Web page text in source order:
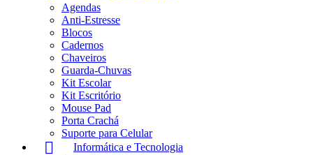
Agendas
Anti-Estresse
Blocos
Cadernos
Chaveiros
Guarda-Chuvas
Kit Escolar
Kit Escritório
Mouse Pad
Porta Crachá
Suporte para Celular
Informática e Tecnologia